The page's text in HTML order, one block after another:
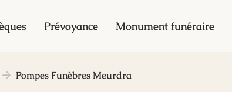
Prévoyance Monument funéraire
Pompes Funèbres Meurdra